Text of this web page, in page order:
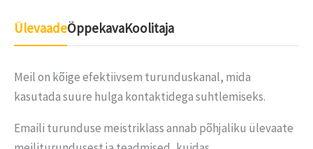
ÜlevaadeÕppekavaKoolitaja
Meil on kõige efektiivsem turunduskanal, mida
kasutada suure hulga kontaktidega suhtlemiseks.
Emaili turunduse meistriklass annab põhjaliku ülevaate